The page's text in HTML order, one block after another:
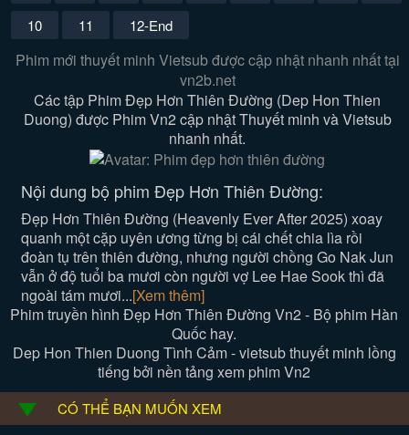
10
11 12-End
Phim mới thuyết minh Vietsub được cập nhật nhanh nhất tại
vn2b.net
Các tập Phim Đẹp Hơn Thiên Đường (Dep Hon Thien
Duong) được Phim Vn2 cập nhật Thuyết minh và Vietsub
nhanh nhất.
Nội dung bộ phim Đẹp Hơn Thiên Đường:
Đẹp Hơn Thiên Đường (Heavenly Ever After 2025) xoay
quanh một cặp uyên ương từng bị cái chết chia lìa rồi
đoàn tụ trên thiên đường, nhưng người chồng Go Nak Jun
vẫn ở độ tuổi ba mươi còn người vợ Lee Hae Sook thì đã
ngoài tám mươi...[Xem thêm]
Phim truyền hình Đẹp Hơn Thiên Đường Vn2 - Bộ phim Hàn
Quốc hay.
Dep Hon Thien Duong Tình Cảm - vietsub thuyết minh lồng
tiếng bởi nền tảng xem phim Vn2
CÓ THỂ BẠN MUỐN XEM